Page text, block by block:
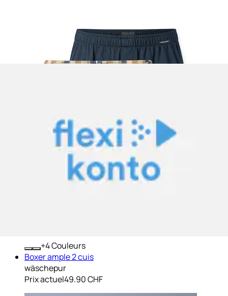
+ Couleurs
Boxer ample 2 cuis
wäschepur
Prix actuel49.90 CHF